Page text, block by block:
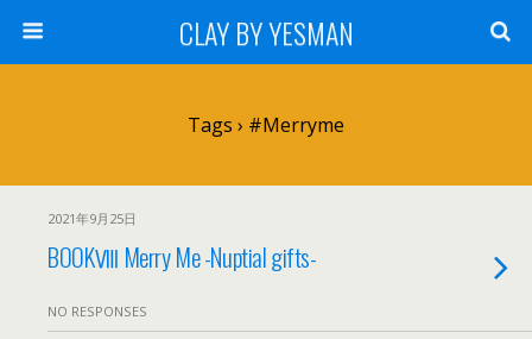
CLAY BY YESMAN
Tags › #merryme
2021年9月25日
BOOKⅧ Merry Me -Nuptial gifts-
NO RESPONSES